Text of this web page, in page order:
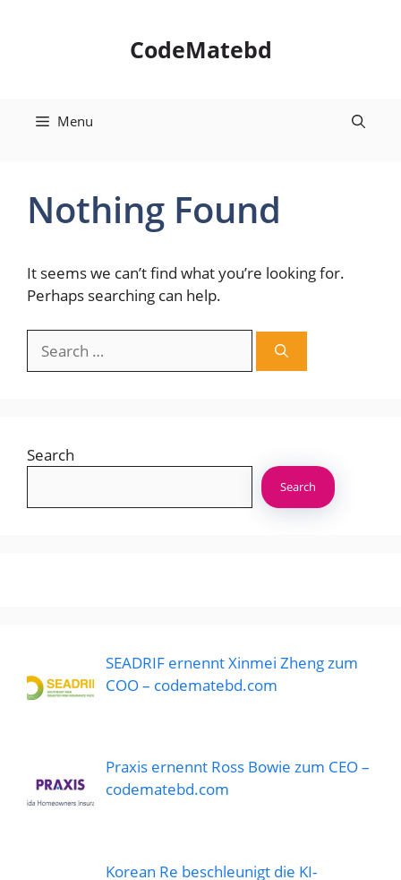
CodeMatebd
Menu
Nothing Found
It seems we can’t find what you’re looking for.
Perhaps searching can help.
for:
Search
Search
SEADRIF ernennt Xinmei Zheng zum
COO – codematebd.com
Praxis ernennt Ross Bowie zum CEO –
codematebd.com
Korean Re beschleunigt die KI-